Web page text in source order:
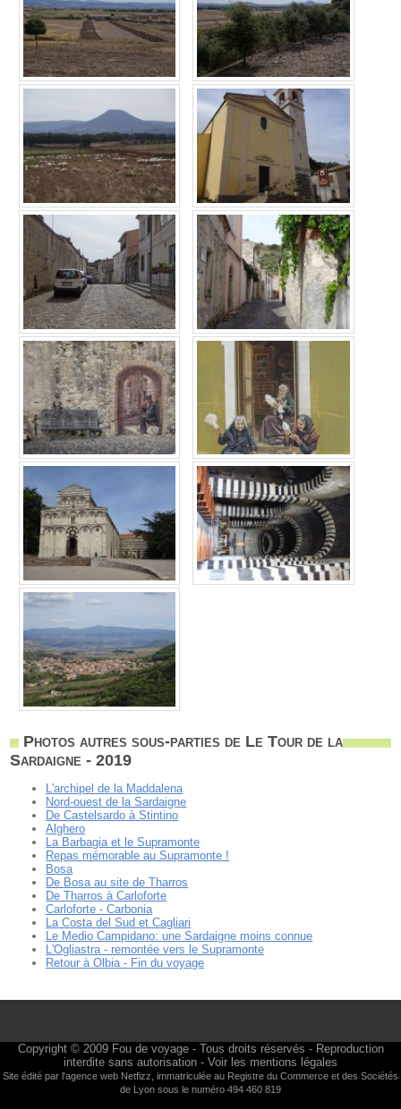
Photos autres sous-parties de Le Tour de la
Sardaigne - 2019
L'archipel de la Maddalena
Nord-ouest de la Sardaigne
De Castelsardo à Stintino
Alghero
La Barbagia et le Supramonte
Repas mémorable au Supramonte !
Bosa
De Bosa au site de Tharros
De Tharros à Carloforte
Carloforte - Carbonia
La Costa del Sud et Cagliari
Le Medio Campidano: une Sardaigne moins connue
L'Ogliastra - remontée vers le Supramonte
Retour à Olbia - Fin du voyage
Copyright © 2009 Fou de voyage- Tous droits réservés - Reproduction
interdite sans autorisation - Voir les mentions légales
Site édité par l'agence web Netfizz , immatriculée au Registre du Commerce et des Sociétés
de Lyon sous le numéro 494 460 819